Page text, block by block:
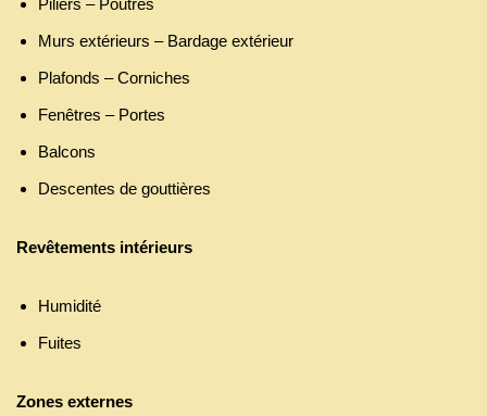
Piliers – Poutres
Murs extérieurs – Bardage extérieur
Plafonds – Corniches
Fenêtres – Portes
Balcons
Descentes de gouttières
Revêtements intérieurs
Humidité
Fuites
Zones externes